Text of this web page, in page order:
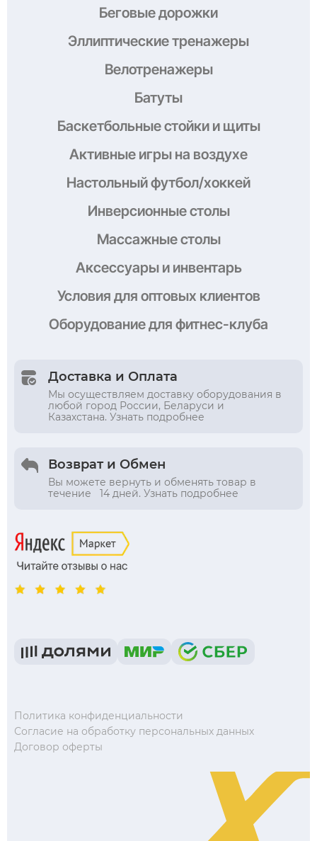
Беговые дорожки
Эллиптические тренажеры
Велотренажеры
Батуты
Баскетбольные стойки и щиты
Активные игры на воздухе
Настольный футбол/хоккей
Инверсионные столы
Массажные столы
Аксессуары и инвентарь
Условия для оптовых клиентов
Оборудованиедля фитнес-клуба
Доставка и Оплата
Мы осуществляем доставку оборудования в
любой город России, Беларуси и
Казахстана. Узнать подробнее
Возврат и Обмен
Вы можете вернуть и обменять товар в
течение 14 дней. Узнать подробнее
Политика конфиденциальности
Согласие на обработку персональных данных
Договор оферты